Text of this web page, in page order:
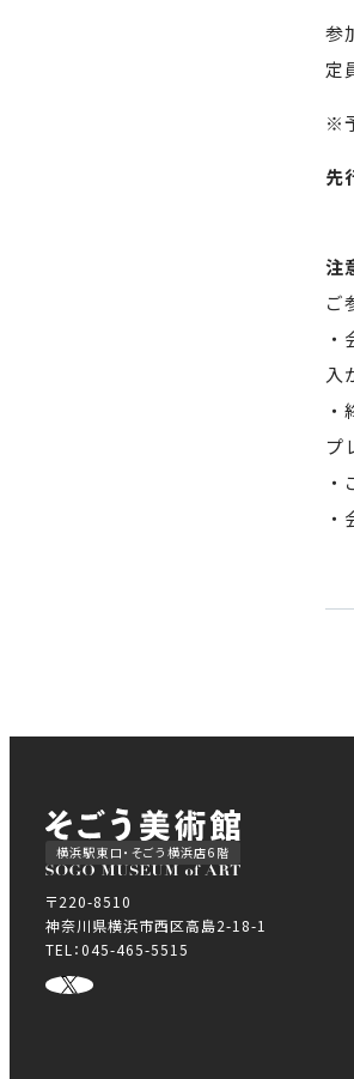
参
定
※
先
注
ご
入
プ
横浜駅東口・そごう横浜店6階
〒220-8510
神奈川県横浜市西区高島2-18-1
TEL：045-465-5515